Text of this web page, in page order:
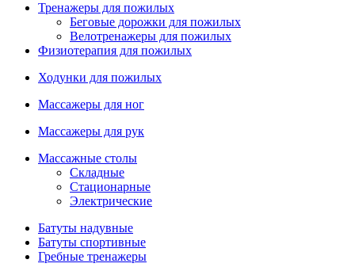
Тренажеры для пожилых
Беговые дорожки для пожилых
Велотренажеры для пожилых
Физиотерапия для пожилых
Ходунки для пожилых
Массажеры для ног
Массажеры для рук
Массажные столы
Складные
Стационарные
Электрические
Батуты надувные
Батуты спортивные
Гребные тренажеры